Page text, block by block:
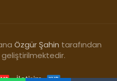
Özgür Şahin tarafından
İletişim KUR